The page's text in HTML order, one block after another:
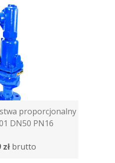
proporcjonalny
DN50 PN16
brutto